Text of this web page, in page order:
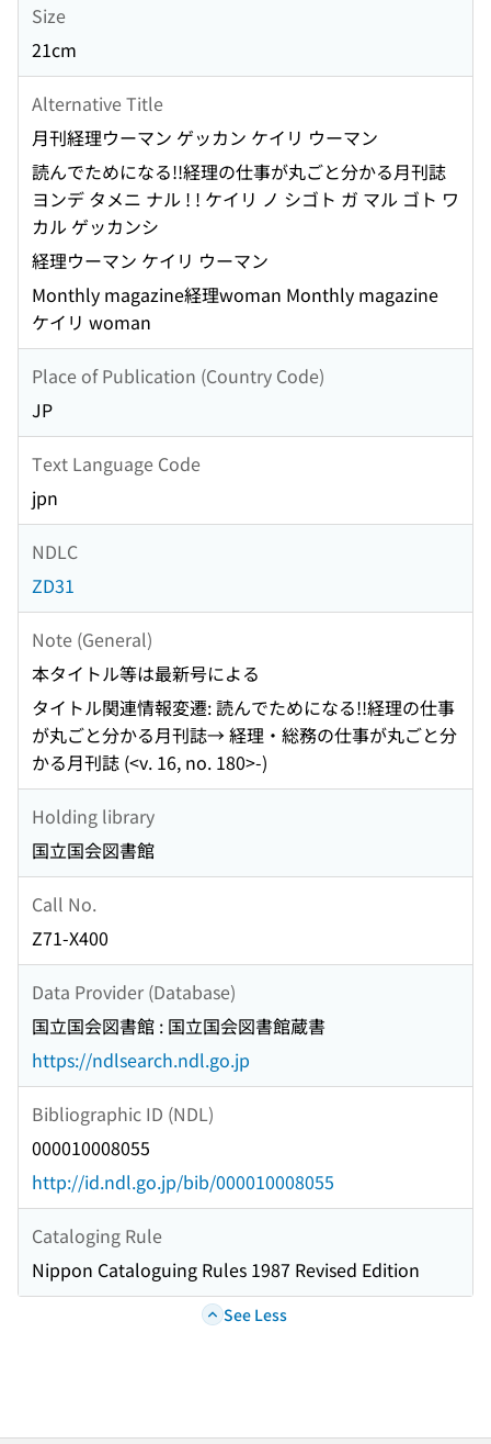
Size
21cm
Alternative Title
月刊経理ウーマン ゲッカン ケイリ ウーマン
読んでためになる!!経理の仕事が丸ごと分かる月刊誌
ヨンデ タメニ ナル ! ! ケイリ ノ シゴト ガ マル ゴト ワ
カル ゲッカンシ
経理ウーマン ケイリ ウーマン
Monthly magazine経理woman Monthly magazine
ケイリ woman
Place of Publication (Country Code)
JP
Text Language Code
jpn
NDLC
ZD31
Note (General)
本タイトル等は最新号による
タイトル関連情報変遷: 読んでためになる!!経理の仕事
が丸ごと分かる月刊誌→ 経理・総務の仕事が丸ごと分
かる月刊誌 (<v. 16, no. 180>-)
Holding library
国立国会図書館
Call No.
Z71-X400
Data Provider (Database)
国立国会図書館 : 国立国会図書館蔵書
https://ndlsearch.ndl.go.jp
Bibliographic ID (NDL)
000010008055
http://id.ndl.go.jp/bib/000010008055
Cataloging Rule
Nippon Cataloguing Rules 1987 Revised Edition
See Less